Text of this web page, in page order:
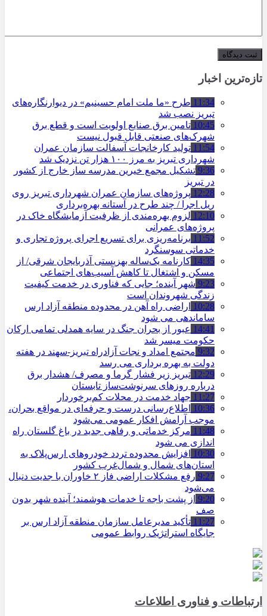
تازه‌ترین اخبار
11:34 طرح «ما ملت امام حسینیم» در دیوارنگاره‌های
تبریز نصب شد
10:45 تامین برق صنایع اولویت است و قطع برق
شهرک‌های صنعتی قابل قبول نیست
11:54 تولید کارخانجات آسفالت سازمان عمران
شهرداری تبریز به مرز ۱۰۰ هزار تن نزدیک شد
9:36 تشکیل مجمع خیرین مدرسه ‌ساز خارج از کشور
در تبریز
12:28 پروژه‌های سازمان عمران شهرداری تبریز روی
ریل اجرا / چند طرح در آستانه بهره‌برداری
12:10 لزوم بهره‌مندی از ظرفیت آزمایشگاه خاک در
پروژه‌های عمرانی
11:52 برنامه‌ریزی برای تسریع اجرای پروژه تجاری و
خدماتی سوسنگرد
14:35 کارنامه یک‌ساله بهزیستی آذربایجان شرقی/ از
مسکن و اشتغال تا کاهش آسیب‌های اجتماعی
9:23 شهر آینده؛ جایی که فناوری در خدمت کیفیت
زندگی شهروندان است
10:28 اراضی راه آهن در محدوده منطقه آزاد ارس
ساماندهی می شود
14:41 عبور از بحران جنگ در سایه همدلی تمامی ارکان
حکومت میسر شد
9:32 مجتمع امداد و نجات آزادراه تبریز-سهند در هفته
دولت به بهره ‌برداری می‌ رسد
12:29 تبریز زیر فشار گرما و مصرف/ هشدار برق
درباره روزهای سرنوشت‌ساز تابستان
11:27 جهاد خدمت در محلات کم‌برخوردار
10:36 اطلاع‌رسانی درست و حرفه‌ای در مواقع بحران،
موجب آرامش افکار عمومی می‌شود
11:48 مرکز خدماتی و رفاهی جدید در باغ گلستان راه
اندازی می شود
10:30 افزایش محدوده تردد خودروهای ارس‌پلاک به
استان‌های شمال و شمال‌غرب کشور
9:27
رفع مشکلات اراضی فاز ۲ خاوران با جدیت دنبال
می‌شود
9:20 از پشت باجه تا خدمات هوشمند؛ آینده شهر بدون
صف
11:27 تأکید مدیرعامل سازمان منطقه آزاد ارس بر
جایگاه استراتژیک روابط عمومی
ارتباطات و فناوری اطلاعات